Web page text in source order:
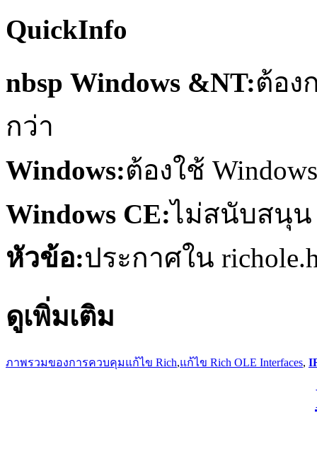
QuickInfo
nbsp Windows &NT:ต้อง
กว่า
Windows:ต้องใช้
Windows CE:ไม่สนับสนุน
หัวข้อ:ประกาศใน
ดูเพิ่มเติม
ภาพรวมของการควบคุมแก้ไข Rich,แก้ไข Rich OLE Interfaces,